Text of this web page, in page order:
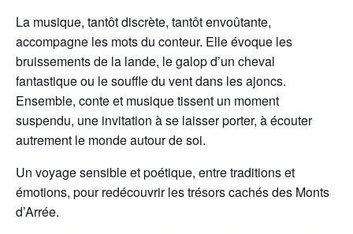
La musique, tantôt discrète, tantôt envoûtante,
accompagne les mots du conteur. Elle évoque les
bruissements de la lande, le galop d’un cheval
fantastique ou le souffle du vent dans les ajoncs.
Ensemble, conte et musique tissent un moment
suspendu, une invitation à se laisser porter, à écouter
autrement le monde autour de soi.
Un voyage sensible et poétique, entre traditions et
émotions, pour redécouvrir les trésors cachés des Monts
d’Arrée.